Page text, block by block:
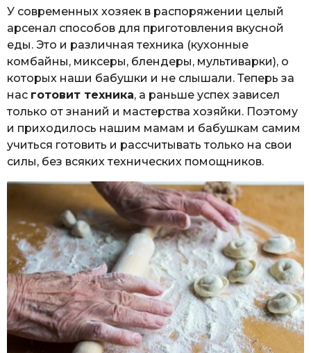
У современных хозяек в распоряжении целый
арсенал способов для приготовления вкусной
еды. Это и различная техника (кухонные
комбайны, миксеры, блендеры, мультиварки), о
которых наши бабушки и не слышали. Теперь за
нас готовит техника, а раньше успех зависел
только от знаний и мастерства хозяйки. Поэтому
и приходилось нашим мамам и бабушкам самим
учиться готовить и рассчитывать только на свои
силы, без всяких технических помощников.